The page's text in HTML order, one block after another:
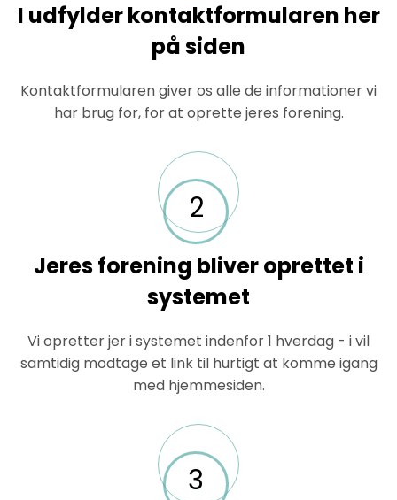
I udfylder kontaktformularen her
på siden
Kontaktformularen giver os alle de informationer vi
har brug for, for at oprette jeres forening.
2
Jeres forening bliver oprettet i
systemet
Vi opretter jer i systemet indenfor 1 hverdag - i vil
samtidig modtage et link til hurtigt at komme igang
med hjemmesiden.
3